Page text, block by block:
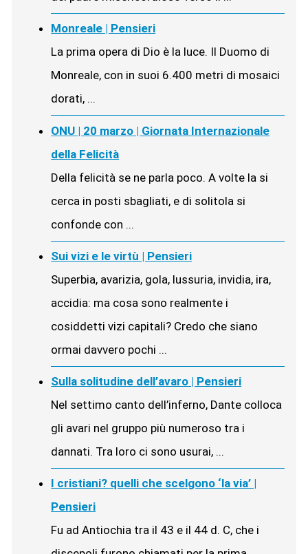
Monreale | Pensieri
La prima opera di Dio è la luce. Il Duomo di
Monreale, con in suoi 6.400 metri di mosaici
dorati, ...
ONU | 20 marzo | Giornata Internazionale
della Felicità
Della felicità se ne parla poco. A volte la si
cerca in posti sbagliati, e di solitola si
confonde con ...
Sui vizi e le virtù | Pensieri
Superbia, avarizia, gola, lussuria, invidia, ira,
accidia: ma cosa sono realmente i
cosiddetti vizi capitali? Credo che siano
ormai davvero pochi ...
Sulla solitudine dell’avaro | Pensieri
Nel settimo canto dell’inferno, Dante colloca
gli avari nel gruppo più numeroso tra i
dannati. Tra loro ci sono usurai, ...
I cristiani? quelli che scelgono ‘la via’ |
Pensieri
Fu ad Antiochia tra il 43 e il 44 d. C, che i